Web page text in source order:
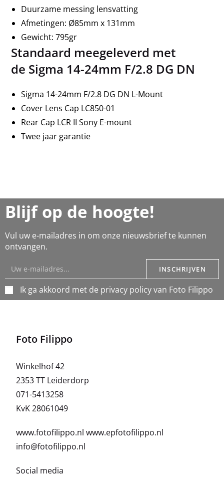
Duurzame messing lensvatting
Afmetingen: Ø85mm x 131mm
Gewicht: 795gr
Standaard meegeleverd met
de Sigma 14-24mm F/2.8 DG DN
Sigma 14-24mm F/2.8 DG DN L-Mount
Cover Lens Cap LC850-01
Rear Cap LCR II Sony E-mount
Twee jaar garantie
Blijf op de hoogte!
Vul uw e-mailadres in om onze nieuwsbrief te kunnen
ontvangen.
Ik ga akkoord met de privacy policy van Foto Filippo
INSCHRIJVEN
Foto Filippo
Winkelhof 42
2353 TT Leiderdorp
071-5413258
KvK 28061049
www.fotofilippo.nlwww.epfotofilippo.nl
info@fotofilippo.nl
Social media